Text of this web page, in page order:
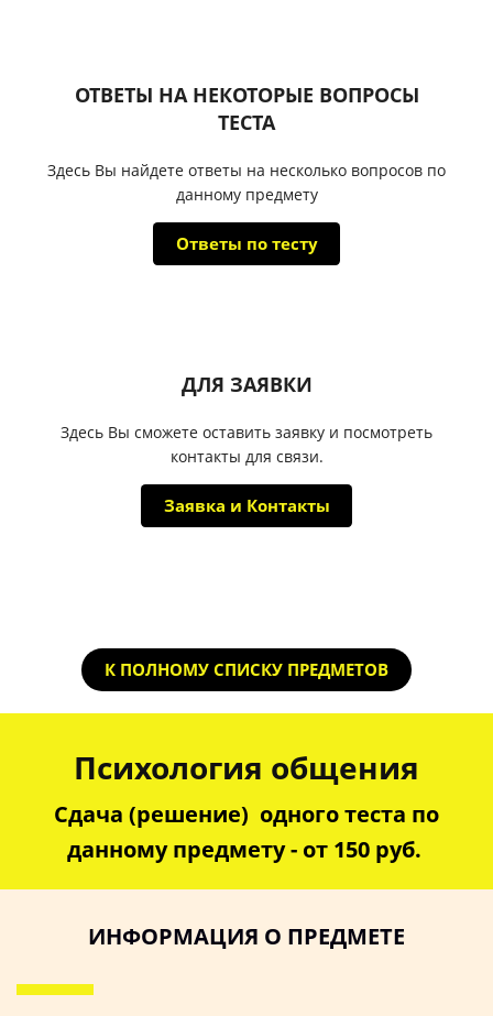
ОТВЕТЫ НА НЕКОТОРЫЕ ВОПРОСЫ
ТЕСТА
Здесь Вы найдете ответы на несколько вопросов по
данному предмету
Ответы по тесту
ДЛЯ ЗАЯВКИ
Здесь Вы сможете оставить заявку и посмотреть
контакты для связи.
Заявка и Контакты
К ПОЛНОМУ СПИСКУ ПРЕДМЕТОВ
Психология общения
Сдача (решение) одного теста по
данному предмету - от 150 руб.
ИНФОРМАЦИЯ О ПРЕДМЕТЕ